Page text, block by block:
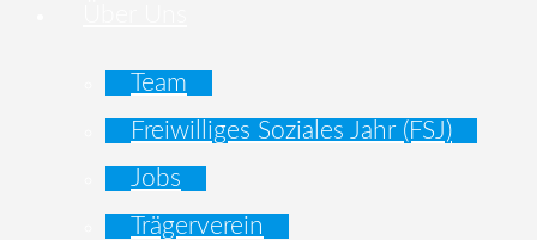
Team
Freiwilliges Soziales Jahr (FSJ)
Jobs
Trägerverein